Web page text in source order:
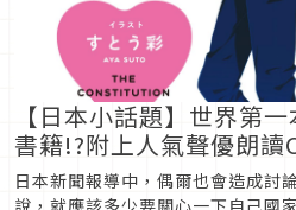
【日本小話題】世界第
書籍!?附上人氣聲優朗讀
日本新聞報導中，偶爾也會造成討
說，就應該多少要關心一下自己國